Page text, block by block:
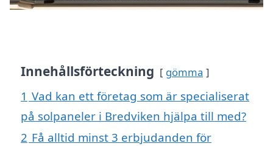
Innehållsförteckning gömma
1 Vad kan ett företag som är specialiserat
på solpaneler i Bredviken hjälpa till med?
2 Få alltid minst 3 erbjudanden för